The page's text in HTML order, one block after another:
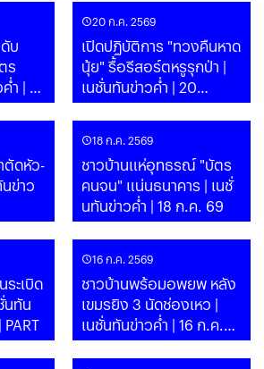
บ
ร
20 ก.ค. 2569
เปิดปฏิบัติการ "ทวงคืนหาด
นุ้ย" รื้อรีสอร์ตหรูรุกป่า |
เนชั่นทันข่าวค่ำ | 20
ก.ค.69 | PART
ตัดหัว-
18 ก.ค. 2569
ชาวบ้านแห่อุทธรณ์ "บัตร
คนจน" แน่นธนาคาร | เนชั่
นทันข่าวค่ำ | 18 ก.ค. 69
ระเบิด
16 ก.ค. 2569
ชาวบ้านพร้อมอพยพ หลัง
เขมรยิง 3 นัดช่องเหว |
เนชั่นทันข่าวค่ำ | 16 ก.ค.69
| PART